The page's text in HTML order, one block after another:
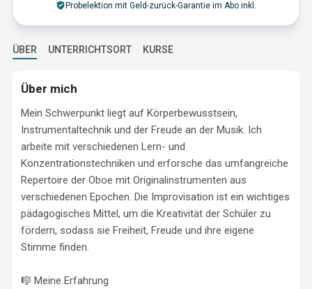
Probelektion mit Geld-zurück-Garantie im Abo inkl.
ÜBER UNTERRICHTSORT KURSE
Über mich
Mein Schwerpunkt liegt auf Körperbewusstsein,
Instrumentaltechnik und der Freude an der Musik. Ich
arbeite mit verschiedenen Lern- und
Konzentrationstechniken und erforsche das umfangreiche
Repertoire der Oboe mit Originalinstrumenten aus
verschiedenen Epochen. Die Improvisation ist ein wichtiges
pädagogisches Mittel, um die Kreativität der Schüler zu
fördern, sodass sie Freiheit, Freude und ihre eigene
Stimme finden.
🎼 Meine Erfahrung